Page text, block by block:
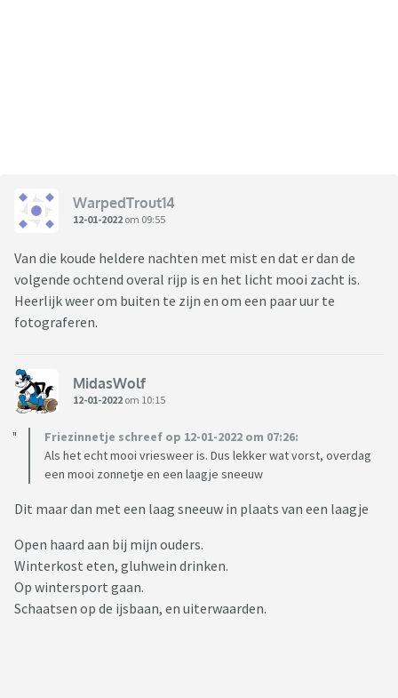
WarpedTrout14
12-01-2022 om 09:55
Van die koude heldere nachten met mist en dat er dan de
volgende ochtend overal rijp is en het licht mooi zacht is.
Heerlijk weer om buiten te zijn en om een paar uur te
fotograferen.
MidasWolf
12-01-2022 om 10:15
Friezinnetje schreef op 12-01-2022 om 07:26:
Als het echt mooi vriesweer is. Dus lekker wat vorst, overdag
een mooi zonnetje en een laagje sneeuw
Dit maar dan met een laag sneeuw in plaats van een laagje
Open haard aan bij mijn ouders.
Winterkost eten, gluhwein drinken.
Op wintersport gaan.
Schaatsen op de ijsbaan, en uiterwaarden.